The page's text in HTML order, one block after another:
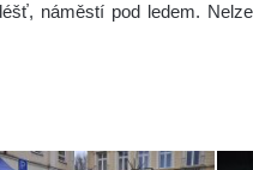
náměstí pod ledem.